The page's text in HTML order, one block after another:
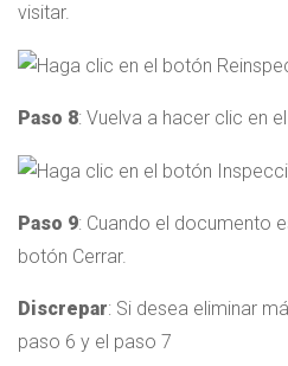
visitar.
Paso 8: Vuelva a hacer clic en
Paso 9: Cuando el documento
botón Cerrar.
Discrepar: Si desea eliminar
paso 6 y el paso 7